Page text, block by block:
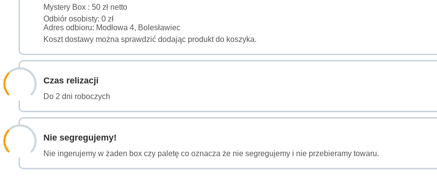
Mystery Box : 50 zł netto
Odbiór osobisty: 0 zł
Adres odbioru: Modłowa 4, Bolesławiec
Koszt dostawy można sprawdzić dodając produkt do koszyka.
Czas relizacji
Do 2 dni roboczych
Nie segregujemy!
Nie ingerujemy w żaden box czy paletę co oznacza że nie segregujemy i nie przebieramy towaru.